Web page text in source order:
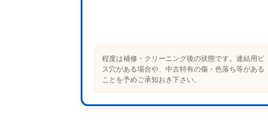
程度は補修・クリーニング後の状態です。連結用ビ
ス穴がある場合や、中古特有の傷・色落ち等がある
ことを予めご承知おき下さい。